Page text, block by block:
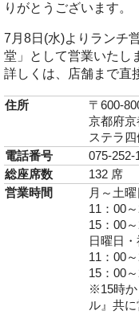
りがとうございます。
7月8日(水)よりランチ
堂」として営業いたし
詳しくは、店舗まで直
住所
〒600-
京都府
ステラ
電話番号
075-252-
総座席数
132 席
営業時間
月～土曜
11：00
15：00
日曜日・
11：00
15：00
※15時か
ル』共に